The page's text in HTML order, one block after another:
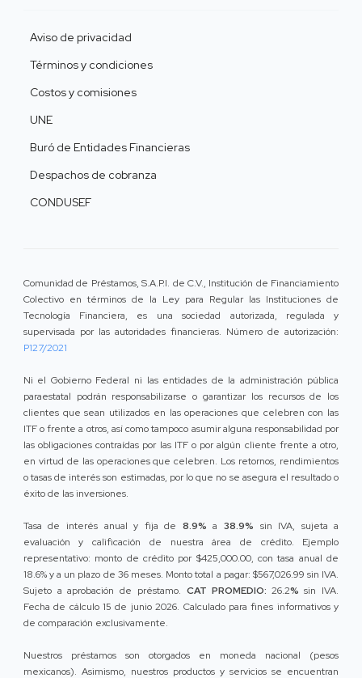
Aviso de privacidad
Términos y condiciones
Costos y comisiones
UNE
Buró de Entidades Financieras
Despachos de cobranza
CONDUSEF
Comunidad de Préstamos, S.A.P.I. de C.V., Institución de Financiamiento
Colectivo en términos de la Ley para Regular las Instituciones de
Tecnología Financiera, es una sociedad autorizada, regulada y
supervisada por las autoridades financieras. Número de autorización:
P127/2021
Ni el Gobierno Federal ni las entidades de la administración pública
paraestatal podrán responsabilizarse o garantizar los recursos de los
clientes que sean utilizados en las operaciones que celebren con las
ITF o frente a otros, así como tampoco asumir alguna responsabilidad por
las obligaciones contraídas por las ITF o por algún cliente frente a otro,
en virtud de las operaciones que celebren. Los retornos, rendimientos
o tasas de interés son estimadas, por lo que no se asegura el resultado o
éxito de las inversiones.
Tasa de interés anual y fija de 8.9% a 38.9% sin IVA, sujeta a
evaluación y calificación de nuestra área de crédito. Ejemplo
representativo: monto de crédito por $425,000.00, con tasa anual de
18.6% y a un plazo de 36 meses. Monto total a pagar: $567,026.99 sin IVA.
Sujeto a aprobación de préstamo. CAT PROMEDIO: 26.2% sin IVA.
Fecha de cálculo 15 de junio 2026. Calculado para fines informativos y
de comparación exclusivamente.
Nuestros préstamos son otorgados en moneda nacional (pesos
mexicanos). Asimismo, nuestros productos y servicios se encuentran